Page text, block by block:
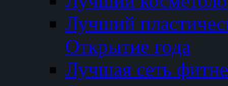
Лучший
Открытие года
Лучшая сеть